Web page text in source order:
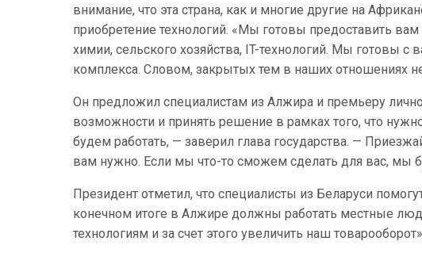
внимание, что эта страна, как и многие другие на
приобретение технологий. «Мы готовы предоставить
химии, сельского хозяйства, IT-технологий. Мы готовы
комплекса. Словом, закрытых тем в наших отношениях
Он предложил специалистам из Алжира и премьеру
возможности и принять решение в рамках того, что
будем работать, — заверил глава государства. —
вам нужно. Если мы что-то сможем сделать для вас, мы
Президент отметил, что специалисты из Беларуси
конечном итоге в Алжире должны работать местные
технологиям и за счет этого увеличить наш